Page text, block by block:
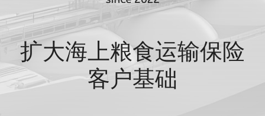
扩大海上粮食运输保险
客户基础